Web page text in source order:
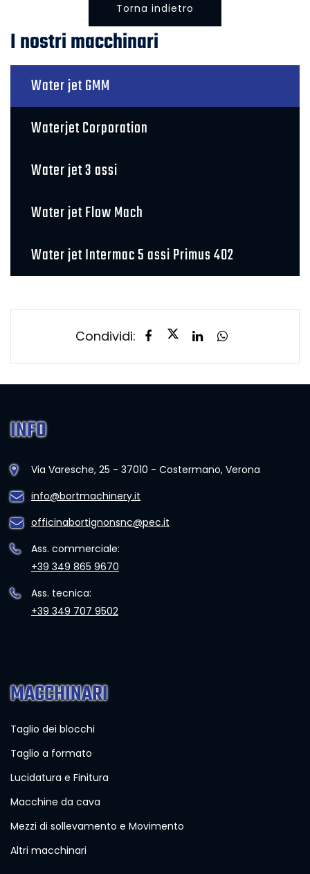
Torna indietro
I nostri macchinari
Water jet GMM
Waterjet Corporation
Water jet 3 assi
Water jet Flow Mach
Water jet Intermac 5 assi Primus 402
Condividi:
INFO
Via Varesche, 25 - 37010 - Costermano, Verona
info@bortmachinery.it
officinabortignonsnc@pec.it
Ass. commerciale:
+39 349 865 9670
Ass. tecnica:
+39 349 707 9502
MACCHINARI
Taglio dei blocchi
Taglio a formato
Lucidatura e Finitura
Macchine da cava
Mezzi di sollevamento e Movimento
Altri macchinari